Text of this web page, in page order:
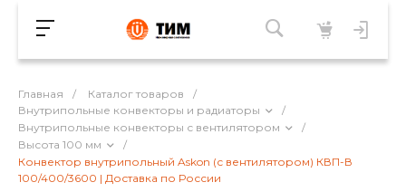
Главная / Каталог товаров
/
Внутрипольные конвекторы и радиаторы
/
Внутрипольные конвекторы с вентилятором
/
Высота 100 мм
/
Конвектор внутрипольный Askon (с вентилятором) КВП-В
100/400/3600 | Доставка по России